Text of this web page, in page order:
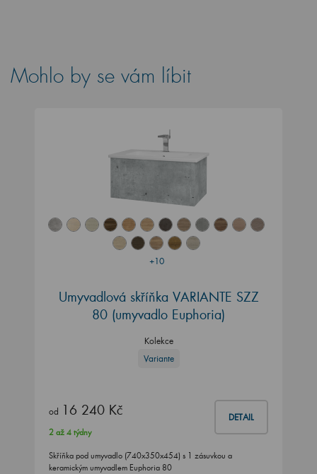
Mohlo by se vám líbit
+10
Umyvadlová skříňka VARIANTE SZZ
80 (umyvadlo Euphoria)
Kolekce
Variante
od 16 240 Kč DETAIL
2 až 4 týdny
Skříňka pod umyvadlo (740x350x454) s 1 zásuvkou a
keramickým umyvadlem Euphoria 80